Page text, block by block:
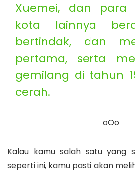
Xuemei, dan para
kota lainnya
bertindak, dan
pertama, serta
gemilang di tahun
cerah.
oOo
Kalau kamu salah satu yang
seperti ini, kamu pasti akan